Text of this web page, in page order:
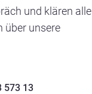
und klären alle
über unsere
573 13